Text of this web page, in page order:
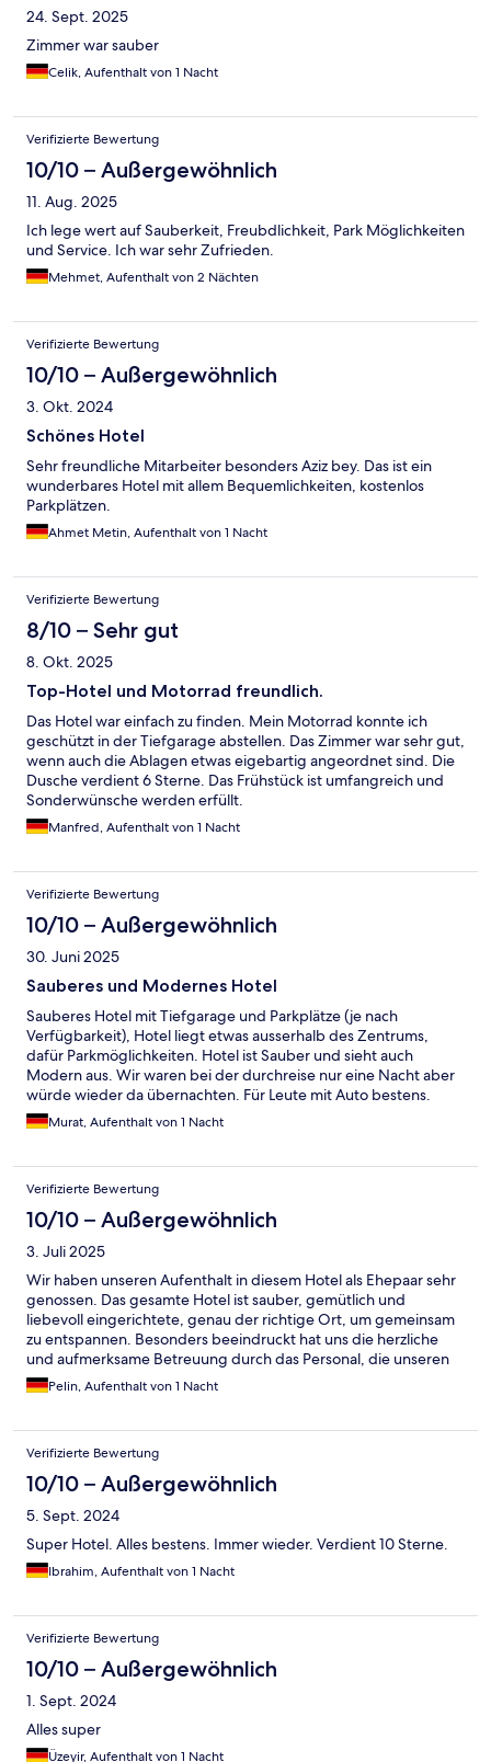
24. Sept. 2025
Zimmer war sauber
Celik, Aufenthalt von 1 Nacht
Verifizierte Bewertung
10/10 – Außergewöhnlich
11. Aug. 2025
Ich lege wert auf Sauberkeit, Freubdlichkeit, Park Möglichkeiten
und Service. Ich war sehr Zufrieden.
Mehmet, Aufenthalt von 2 Nächten
Verifizierte Bewertung
10/10 – Außergewöhnlich
3. Okt. 2024
Schönes Hotel
Sehr freundliche Mitarbeiter besonders Aziz bey. Das ist ein
wunderbares Hotel mit allem Bequemlichkeiten, kostenlos
Parkplätzen.
Ahmet Metin, Aufenthalt von 1 Nacht
Verifizierte Bewertung
8/10 – Sehr gut
8. Okt. 2025
Top-Hotel und Motorrad freundlich.
Das Hotel war einfach zu finden. Mein Motorrad konnte ich
geschützt in der Tiefgarage abstellen. Das Zimmer war sehr gut,
wenn auch die Ablagen etwas eigebartig angeordnet sind. Die
Dusche verdient 6 Sterne. Das Frühstück ist umfangreich und
Sonderwünsche werden erfüllt.
Manfred, Aufenthalt von 1 Nacht
Verifizierte Bewertung
10/10 – Außergewöhnlich
30. Juni 2025
Sauberes und Modernes Hotel
Sauberes Hotel mit Tiefgarage und Parkplätze (je nach
Verfügbarkeit), Hotel liegt etwas ausserhalb des Zentrums,
dafür Parkmöglichkeiten. Hotel ist Sauber und sieht auch
Modern aus. Wir waren bei der durchreise nur eine Nacht aber
würde wieder da übernachten. Für Leute mit Auto bestens.
Murat, Aufenthalt von 1 Nacht
Verifizierte Bewertung
10/10 – Außergewöhnlich
3. Juli 2025
Wir haben unseren Aufenthalt in diesem Hotel als Ehepaar sehr
genossen. Das gesamte Hotel ist sauber, gemütlich und
liebevoll eingerichtete, genau der richtige Ort, um gemeinsam
zu entspannen. Besonders beeindruckt hat uns die herzliche
und aufmerksame Betreuung durch das Personal, die unseren
Aufenthalt besonders angenehm gemacht hat. Das Frühstück
war vielfältig und lecker, und die Lage, das Hotels ideal, und die
jedenfalls empfehlen auf Gastfreundschaft und eine
entspannte Atmosphäre. Gerne kommen wir wieder und
bedanken uns herzlich beim gesamten Team für den
wunderbaren Aufenthalt.
Pelin, Aufenthalt von 1 Nacht
Verifizierte Bewertung
10/10 – Außergewöhnlich
5. Sept. 2024
Super Hotel. Alles bestens. Immer wieder. Verdient 10 Sterne.
Ibrahim, Aufenthalt von 1 Nacht
Verifizierte Bewertung
10/10 – Außergewöhnlich
1. Sept. 2024
Alles super
Üzeyir, Aufenthalt von 1 Nacht